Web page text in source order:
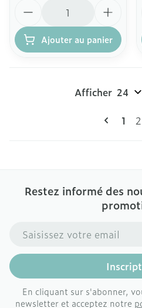
Ajouter au panier
1 2
Afficher
Restez informé des
Adresse mail
En cliquant sur s'abonner,
newsletter et acceptez notre